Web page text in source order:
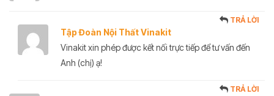
Tập Đoàn Nội Thất Vinakit
TRẢ LỜI
Vinakit xin phép được kết nối trực tiếp để tư vấn đến
Anh (chị) ạ!
TRẢ LỜI